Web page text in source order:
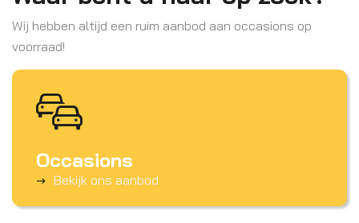
Wij hebben altijd een ruim aanbod aan occasions op
voorraad!
Occasions
Bekijk ons aanbod